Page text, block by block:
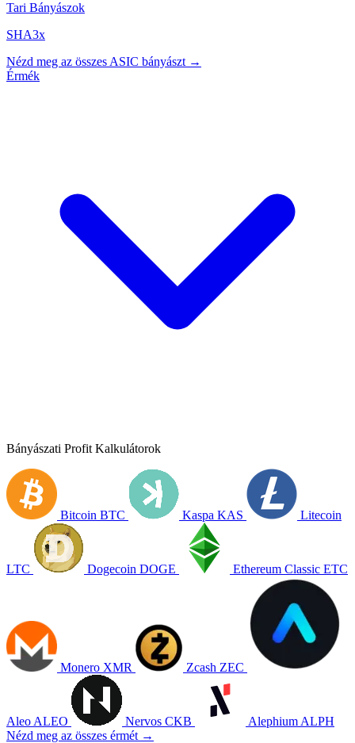
Tari Bányászok
SHA3x
Nézd meg az összes ASIC bányászt →
Érmék
Bányászati Profit Kalkulátorok
Bitcoin BTC Kaspa KAS Litecoin
LTC Dogecoin DOGE Ethereum Classic ETC
Monero XMR Zcash ZEC
Aleo ALEO Nervos CKB Alephium ALPH
Nézd meg az összes érmét →